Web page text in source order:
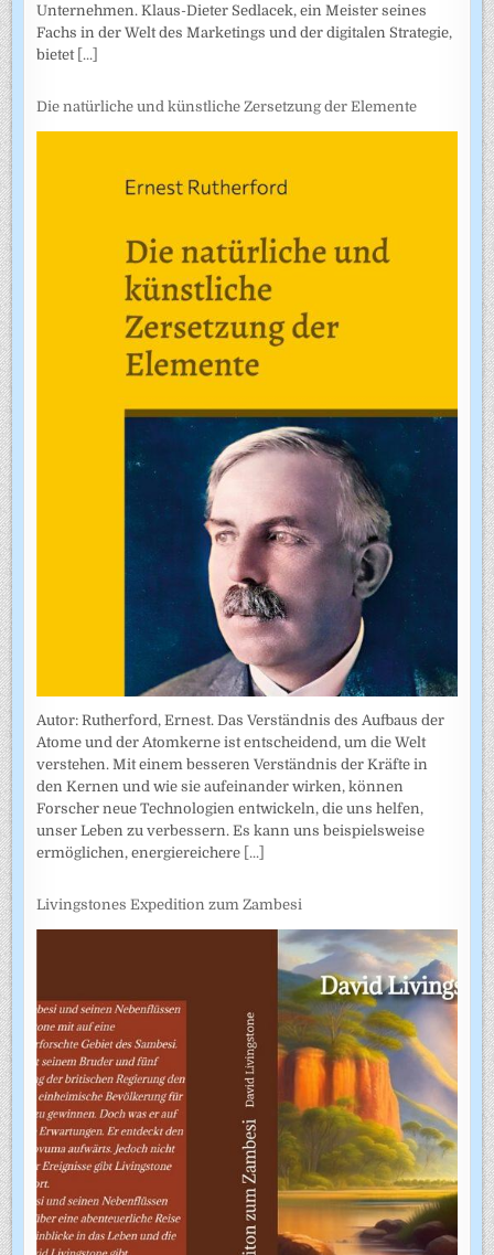
Unternehmen. Klaus-Dieter Sedlacek, ein Meister seines
Fachs in der Welt des Marketings und der digitalen Strategie,
bietet [...]
Die natürliche und künstliche Zersetzung der Elemente
Autor: Rutherford, Ernest. Das Verständnis des Aufbaus der
Atome und der Atomkerne ist entscheidend, um die Welt
verstehen. Mit einem besseren Verständnis der Kräfte in
den Kernen und wie sie aufeinander wirken, können
Forscher neue Technologien entwickeln, die uns helfen,
unser Leben zu verbessern. Es kann uns beispielsweise
ermöglichen, energiereichere [...]
Livingstones Expedition zum Zambesi